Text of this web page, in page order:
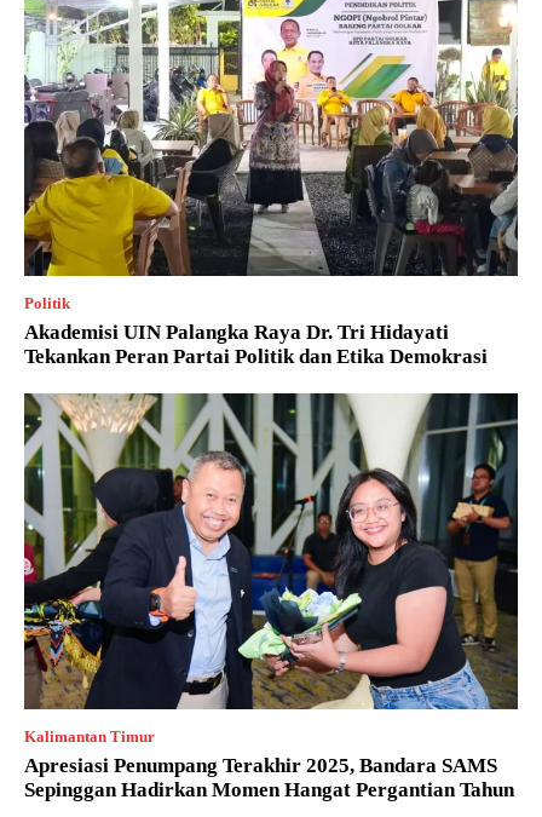
Politik
Akademisi UIN Palangka Raya Dr. Tri Hidayati
Tekankan Peran Partai Politik dan Etika Demokrasi
Kalimantan Timur
Apresiasi Penumpang Terakhir 2025, Bandara SAMS
Sepinggan Hadirkan Momen Hangat Pergantian Tahun